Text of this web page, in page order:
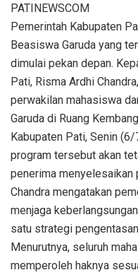
PATINEWSCOM
Pemerintah Kabupaten
Beasiswa Garuda yang
dimulai pekan depan.
Pati, Risma Ardhi
perwakilan mahasiswa
Garuda di Ruang
Kabupaten Pati, Senin
program tersebut akan
penerima menyelesaikan
Chandra mengatakan
menjaga
satu strategi
Menurutnya, seluruh
memperoleh haknya